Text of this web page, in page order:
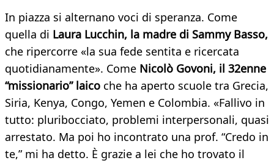
In piazza si alternano voci di speranza. Come
quella di Laura Lucchin, la madre di Sammy Basso,
che ripercorre «la sua fede sentita e ricercata
quotidianamente». Come Nicolò Govoni, il 32enne
“missionario” laico che ha aperto scuole tra Grecia,
Siria, Kenya, Congo, Yemen e Colombia. «Fallivo in
tutto: pluribocciato, problemi interpersonali, quasi
arrestato. Ma poi ho incontrato una prof. “Credo in
te,” mi ha detto. È grazie a lei che ho trovato il